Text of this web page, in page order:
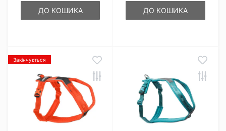
ДО КОШИКА ДО КОШИКА
Закінчується